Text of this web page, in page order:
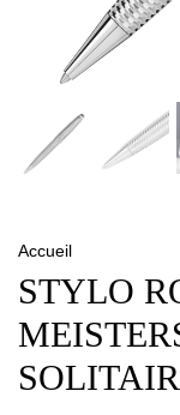
Accueil
STYLO